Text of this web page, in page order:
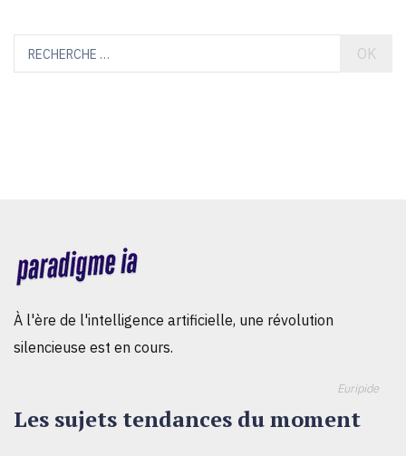
OK
À l'ère de l'intelligence artificielle, une révolution
silencieuse est en cours.
Euripide
Les sujets tendances du moment